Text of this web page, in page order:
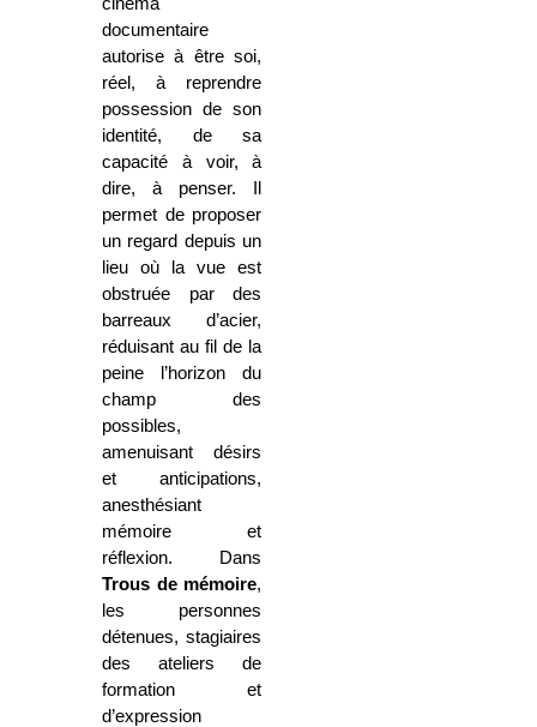
documentaire
autorise à être soi,
réel, à reprendre
possession de son
identité, de sa
capacité à voir, à
dire, à penser. Il
permet de proposer
un regard depuis un
lieu où la vue est
obstruée par des
barreaux d’acier,
réduisant au fil de la
peine l’horizon du
champ des
possibles,
amenuisant désirs
et anticipations,
anesthésiant
mémoire et
réflexion. Dans
Trous de mémoire,
les personnes
détenues, stagiaires
des ateliers de
formation et
d’expression